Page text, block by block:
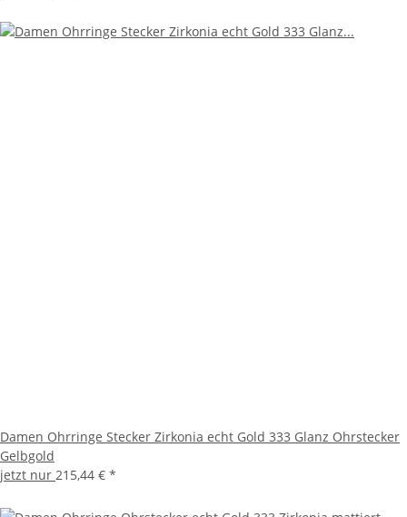
Damen Ohrringe Stecker Zirkonia echt Gold 333 Glanz Ohrstecker
Gelbgold
jetzt nur 215,44 € *